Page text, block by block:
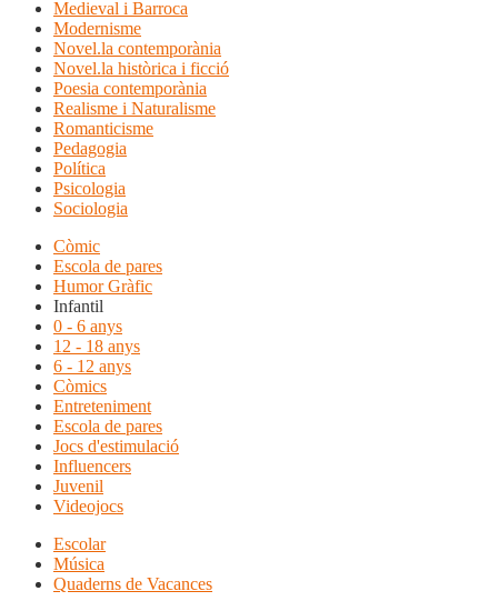
Medieval i Barroca
Modernisme
Novel.la contemporània
Novel.la històrica i ficció
Poesia contemporània
Realisme i Naturalisme
Romanticisme
Pedagogia
Política
Psicologia
Sociologia
Còmic
Escola de pares
Humor Gràfic
Infantil
0 - 6 anys
12 - 18 anys
6 - 12 anys
Còmics
Entreteniment
Escola de pares
Jocs d'estimulació
Influencers
Juvenil
Videojocs
Escolar
Música
Quaderns de Vacances